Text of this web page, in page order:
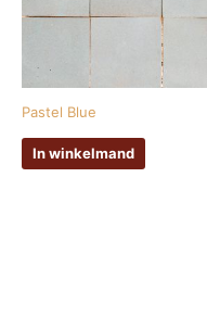
Pastel Blue
In winkelmand